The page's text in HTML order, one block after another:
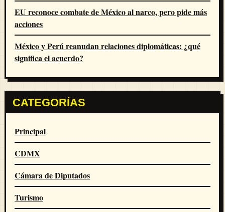
EU reconoce combate de México al narco, pero pide más
acciones
México y Perú reanudan relaciones diplomáticas: ¿qué
significa el acuerdo?
CATEGORÍAS
Principal
CDMX
Cámara de Diputados
Turismo